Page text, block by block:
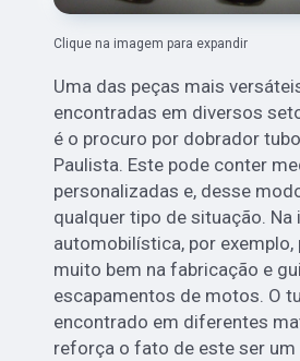
Clique na imagem para expandir
Uma das peças mais
encontradas em diversos
é o procuro por dobrador
Paulista. Este pode conter
personalizadas e, desse
qualquer tipo de situação. Na
automobilística, por exemplo,
muito bem na fabricação e
escapamentos de motos. O
encontrado em diferentes
reforça o fato de este ser um